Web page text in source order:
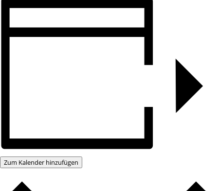
Zum Kalender hinzufügen